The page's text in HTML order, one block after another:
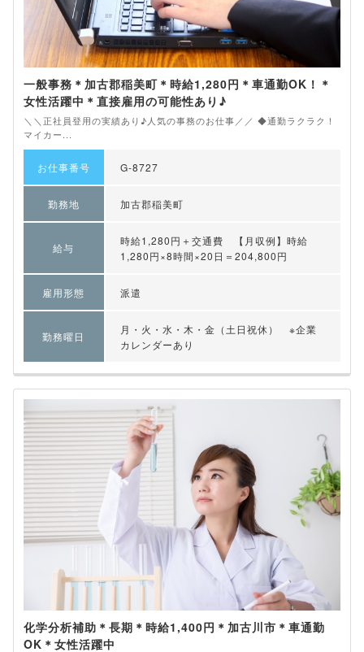
一般事務＊加古郡稲美町＊時給1,280円＊車通勤OK！＊
女性活躍中＊直接雇用の可能性あり♪
＼＼正社員登用の実績あり♪人気の事務のお仕事／／ ◆通勤ラクラク！
マイカー...
お仕事番号 G-8727
勤務地 加古郡稲美町
給与
時給1,280円＋交通費 【月収例】時給
1,280円×8時間×20日＝204,800円
雇用形態 派遣
勤務曜日
月・火・水・木・金（土日祝休） ※企業
カレンダーあり
化学分析補助＊長期＊時給1,400円＊加古川市＊車通勤
OK＊女性活躍中